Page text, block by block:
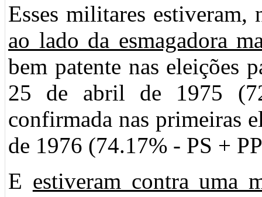
Esses militares
ao lado da esmagadora
bem patente nas eleições
25 de abril de 1975
confirmada nas primeiras
de 1976 (74.17% - PS +
E estiveram contra uma